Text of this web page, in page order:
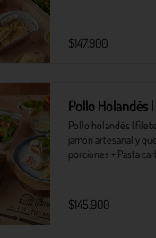
$147.900
Pollo Holandés
Pollo holandés
jamón artesanal y
porciones + Pasta
$145.900